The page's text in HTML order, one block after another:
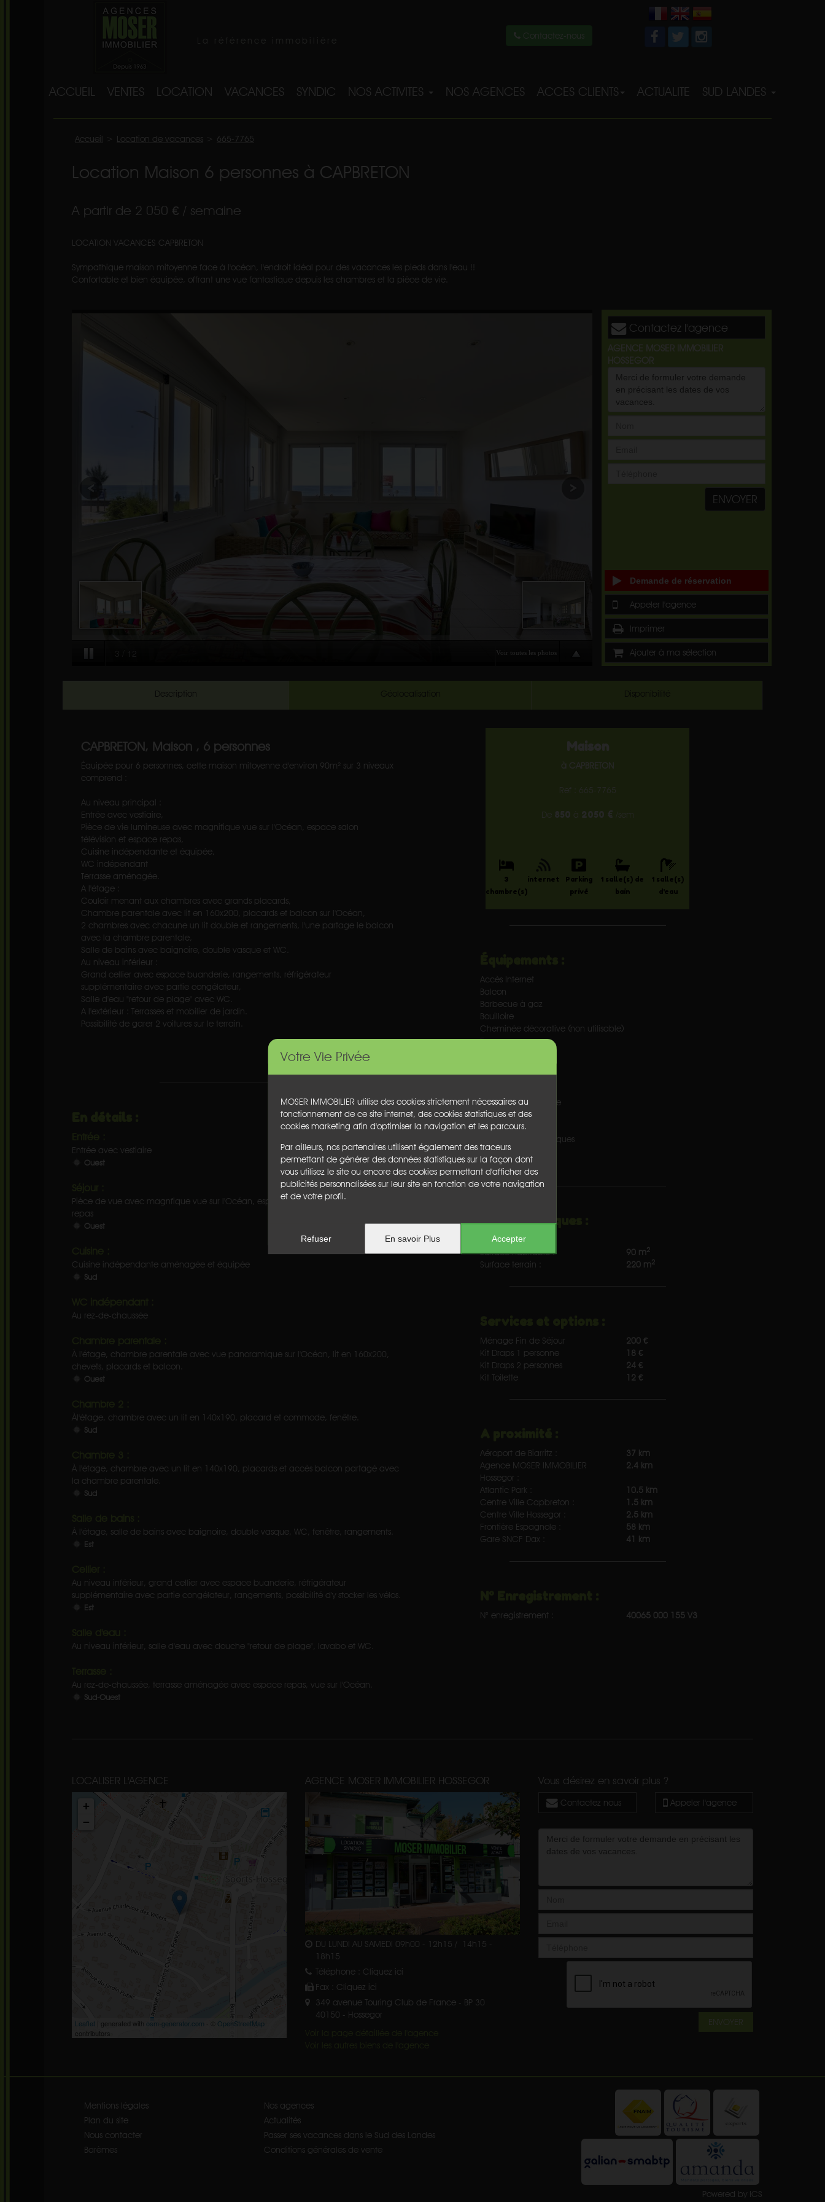
Votre Vie Privée
MOSER IMMOBILIER utilise des cookies strictement nécessaires au
fonctionnement de ce site internet, des cookies statistiques et des
cookies marketing afin d'optimiser la navigation et les parcours.
Par ailleurs, nos partenaires utilisent également des traceurs
permettant de générer des données statistiques sur la façon dont
vous utilisez le site ou encore des cookies permettant d'afficher des
publicités personnalisées sur leur site en fonction de votre navigation
et de votre profil.
Refuser En savoir Plus Accepter
Contactez-nous
ACCUEIL VENTES LOCATION VACANCES SYNDIC NOS ACTIVITES NOS AGENCES ACCES CLIENTS ACTUALITE SUD LANDES
Accueil Location de vacances 665-7765
Location Maison 6 personnes à CAPBRETON
A partir de 2 050 € / semaine
LOCATION VACANCES CAPBRETON
Sympathique maison mitoyenne face à l'océan, l'endroit idéal pour des vacances les pieds dans l'eau !!
Confortable et bien équipée, offrant une vue fantastique depuis les chambres et la pièce de vie.
Contactez l'agence
AGENCE MOSER IMMOBILIER
HOSSEGOR
ENVOYER
Demande de réservation
Appeler l'agence
Imprimer
Ajouter à ma sélection
Description
CAPBRETON, Maison , 6 personnes
Équipée pour 6 personnes, cette maison mitoyenne d'environ 90m² sur 3 niveaux
comprend :
Au niveau principal :
Entrée avec vestiaire,
Pièce de vie lumineuse avec magnifique vue sur l'Océan, espace salon
télévision et espace repas,
Cuisine indépendante et équipée,
WC indépendant
Terrasse aménagée.
A l'étage :
Couloir menant aux chambres avec grands placards,
Chambre parentale avec lit en 160x200, placards et balcon sur l'Océan,
2 chambres avec chacune un lit double et rangements, l'une partage le balcon
avec la chambre parentale,
Salle de bains avec baignoire, double vasque et WC.
Au niveau inférieur :
Grand cellier avec espace buanderie, rangements, réfrigérateur
supplémentaire avec partie congélateur,
Salle d'eau "retour de plage" avec WC.
A l'extérieur : Terrasses et mobilier de jardin.
Possibilité de garer 2 voitures sur le terrain.
Entrée avec vestiaire
Ouest
Pièce de vue avec magnfique vue sur l'Océan, espace salon télévision et espace
repas
Ouest
Cuisine indépendante aménagée et équipée
Sud
Au rez-de-chaussée
À l'étage, chambre parentale avec vue panoramique sur l'Océan, lit en 160x200,
chevets, placards et balcon.
Ouest
Àl'étage, chambre avec un lit en 140x190, placard et commode, fenêtre.
Sud
À l'étage, chambre avec un lit en 140x190, placards et accès balcon partagé avec
la chambre parentale.
Sud
À l'étage, salle de bains avec baignoire, double vasque, WC, fenêtre, rangements.
Est
Au niveau inférieur, grand cellier avec espace buanderie, réfrigérateur
supplémentaire avec partie congélateur, rangements, possibilité d'y stocker les vélos.
Est
Au niveau inférieur, salle d'eau avec douche "retour de plage", lavabo et WC.
Au rez-de-chaussée, terrasse aménagée avec espace repas, vue sur l'Océan.
Sud-Ouest
Maison
à CAPBRETON
Ref : 665-7765
De 850 à 2050 € /sem
3
chambre(s)
internet
Parking
privé
1 salle(s) de
bain
1 salle(s)
d'eau
Accès Internet
Balcon
Barbecue à gaz
Bouilloire
Cheminée décorative (non utilisable)
Four
Lave-Linge
Machine à café filtre
Micro-ondes
Place de parking
Plaques vitrocéramiques
Télévision
Terrasse
Caractéristiques :
chambre(s)
Surface habitable :
90 m2
Surface terrain : 220 m2
Ménage Fin de Séjour
200 €
Kit Draps 1 personne
18 €
Kit Draps 2 personnes
24 €
Kit Toilette
12 €
Aéroport de Biarritz :
37 km
Agence MOSER IMMOBILIER
Hossegor :
2.4 km
Atlantic Park :
10.5 km
Centre Ville Capbreton :
1.5 km
Centre Ville Hossegor :
2.5 km
Frontière Espagnole :
58 km
Gare SNCF Dax :
41 km
N° enregistrement : 40065 000 155 V3
LOCALISER L'AGENCE
+
−
Leaflet | generated with osm-generator.com
OpenStreetMap
contributors
AGENCE MOSER IMMOBILIER HOSSEGOR
DU LUNDI AU SAMEDI 09h00 - 12h15 / 14h15 -
18h15
Téléphone : Cliquez ici
Fax : Cliquez ici
349 avenue Touring Club de France - BP 30
40150 - Hossegor
Vous désirez en savoir plus ?
Contactez nous Appeler l'agence
ENVOYER
Mentions légales
Plan du site
Nous contacter
Barèmes
Nos agences
Actualités
Passer ses vacances dans le Sud des Landes
Conditions générales de vente
Powered by ICS